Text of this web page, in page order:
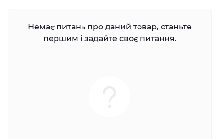
Немає питань про даний товар, станьте
першим і задайте своє питання.